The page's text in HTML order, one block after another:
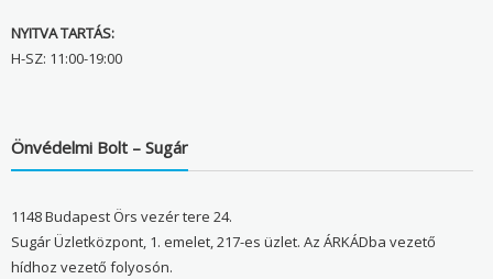
NYITVA TARTÁS:
H-SZ: 11:00-19:00
Önvédelmi Bolt – Sugár
1148 Budapest Örs vezér tere 24.
Sugár Üzletközpont, 1. emelet, 217-es üzlet. Az ÁRKÁDba vezető
hídhoz vezető folyosón.